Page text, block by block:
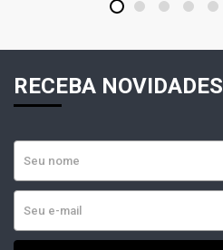
1 2 3 4 5
RECEBA NOVIDADES